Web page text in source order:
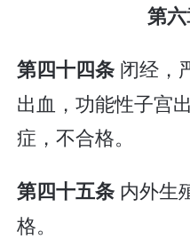
第
第四十四条 闭经，
出血，功能性子宫
症，不合格。
第四十五条 内外生
格。